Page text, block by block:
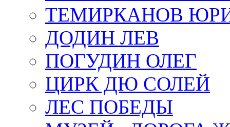
ТЕМИРКАНОВ
ДОДИН ЛЕВ
ПОГУДИН ОЛЕГ
ЦИРК ДЮ СОЛЕЙ
ЛЕС ПОБЕДЫ